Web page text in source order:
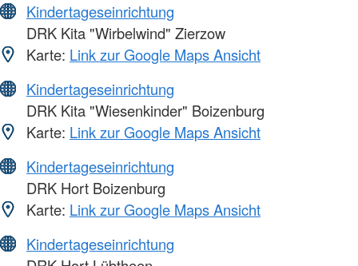
Kindertageseinrichtung
DRK Kita "Wirbelwind" Zierzow
Karte: Link zur Google Maps Ansicht
Kindertageseinrichtung
DRK Kita "Wiesenkinder" Boizenburg
Karte: Link zur Google Maps Ansicht
Kindertageseinrichtung
DRK Hort Boizenburg
Karte: Link zur Google Maps Ansicht
Kindertageseinrichtung